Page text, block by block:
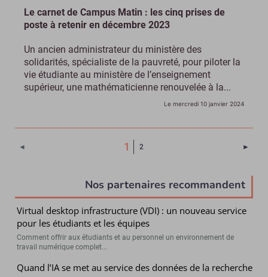
Le carnet de Campus Matin : les cinq prises de
poste à retenir en décembre 2023
Un ancien administrateur du ministère des
solidarités, spécialiste de la pauvreté, pour piloter la
vie étudiante au ministère de l’enseignement
supérieur, une mathématicienne renouvelée à la...
Le mercredi 10 janvier 2024
◄ 1 (Page courante)
2 ►
Nos partenaires recommandent
Virtual desktop infrastructure (VDI) : un nouveau service
pour les étudiants et les équipes
Comment offrir aux étudiants et au personnel un environnement de
travail numérique complet...
Quand l’IA se met au service des données de la recherche